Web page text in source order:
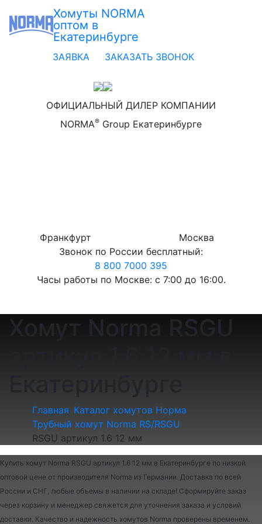
Хомуты NORMA
оптом в
Екатеринбурге
ЗАЯВКА ЗАКАЗАТЬ ЗВОНОК
ОФИЦИАЛЬНЫЙ ДИЛЕР КОМПАНИИ
NORMA® Group Екатеринбурге
Франкфурт
Звонок по России бесплатный:
8 800 7000 395
Часы работы по Москве: с 7:00 до 16:00.
Москва
Хомут Norma RSGU
Главная Каталог хомутов Норма
Трубный хомут Norma RS/RSGU
RSGU артикул 1.6 12 мм
Купить хомут Norma RSGU артикул 1.6 12 мм в Екатеринбурге по низкой
оптовой цене от производителя Norma из Германии. Доставка по всей
России и СНГ, любые объемы в наличии на складе! Сформируйте заказ
через корзину и менеджер свяжется для уточнения заказа и условий
доставки. Качество и надежность хомутов Norma проверены временем.